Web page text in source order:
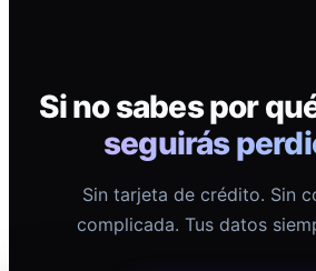
Si no sabes por
seguirás
Sin tarjeta de crédito. Sin
complicada. Tus datos